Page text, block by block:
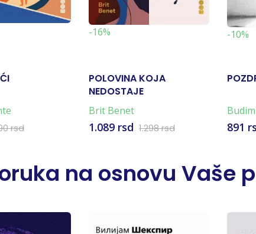
rsd
-16%
POLOVINA KOJA
NEDOSTAJE
Brit Benet
1.089 rsd 1.298 rsd
-10%
891
na osnovu Vaše